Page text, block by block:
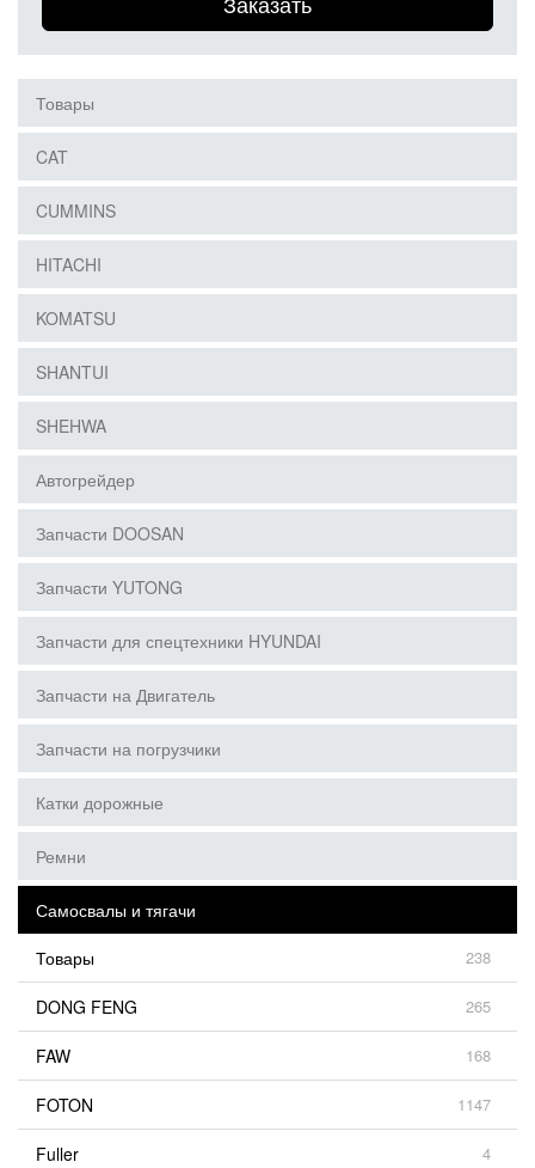
Товары
CAT
CUMMINS
HITACHI
KOMATSU
SHANTUI
SHEHWA
Автогрейдер
Запчасти DOOSAN
Запчасти YUTONG
Запчасти для спецтехники HYUNDAI
Запчасти на Двигатель
Запчасти на погрузчики
Катки дорожные
Ремни
Самосвалы и тягачи
Товары
238
DONG FENG 265
FAW 168
FOTON 1147
Fuller 4